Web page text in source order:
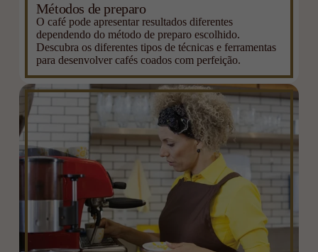
Métodos de preparo
O café pode apresentar resultados diferentes
dependendo do método de preparo escolhido.
Descubra os diferentes tipos de técnicas e ferramentas
para desenvolver cafés coados com perfeição.